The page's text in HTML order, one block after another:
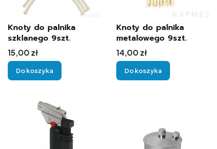
Knoty do palnika
szklanego 9szt.
Cena
15,00 zł
Do koszyka
Knoty do palnika
metalowego 9szt.
Cena
14,00 zł
Do koszyka